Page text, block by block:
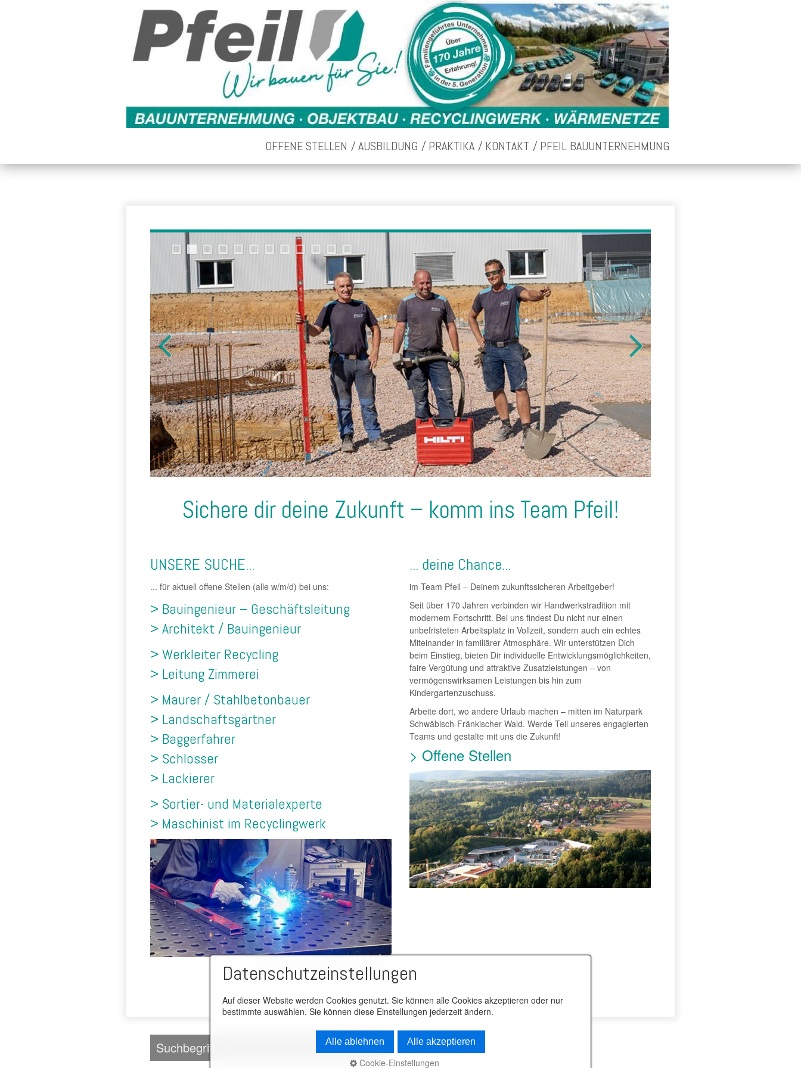
OFFENE STELLEN AUSBILDUNG PRAKTIKA KONTAKT PFEIL BAUUNTERNEHMUNG
Sichere dir deine Zukunft – komm ins Team Pfeil!
UNSERE SUCHE...
... für aktuell offene Stellen (alle w/m/d) bei uns:
> Bauingenieur – Geschäftsleitung
> Architekt / Bauingenieur
> Werkleiter Recycling
> Leitung Zimmerei
> Maurer / Stahlbetonbauer
> Landschaftsgärtner
> Baggerfahrer
> Schlosser
> Lackierer
> Sortier- und Materialexperte
> Maschinist im Recyclingwerk
... deine Chance...
im Team Pfeil – Deinem zukunftssicheren Arbeitgeber!
Seit über 170 Jahren verbinden wir Handwerkstradition mit
modernem Fortschritt. Bei uns findest Du nicht nur einen
unbefristeten Arbeitsplatz in Vollzeit, sondern auch ein echtes
Miteinander in familiärer Atmosphäre. Wir unterstützen Dich
beim Einstieg, bieten Dir individuelle Entwicklungsmöglichkeiten,
faire Vergütung und attraktive Zusatzleistungen – von
vermögenswirksamen Leistungen bis hin zum
Kindergartenzuschuss.
Arbeite dort, wo andere Urlaub machen – mitten im Naturpark
Schwäbisch-Fränkischer Wald. Werde Teil unseres engagierten
Teams und gestalte mit uns die Zukunft!
> Offene Stellen
Datenschutzeinstellungen
Auf dieser Website werden Cookies genutzt. Sie können alle Cookies akzeptieren oder nur
bestimmte auswählen. Sie können diese Einstellungen jederzeit ändern.
Alle ablehnen Alle akzeptieren
Cookie-Einstellungen